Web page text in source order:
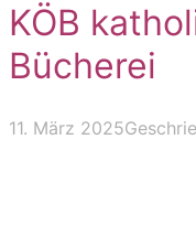
KÖB
Bücherei
11. März 2025